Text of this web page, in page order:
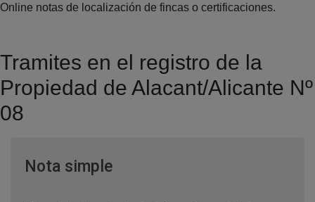
Online notas de localización de fincas o certificaciones.
Tramites en el registro de la
Propiedad de Alacant/Alicante Nº
08
Nota simpleVentana nueva